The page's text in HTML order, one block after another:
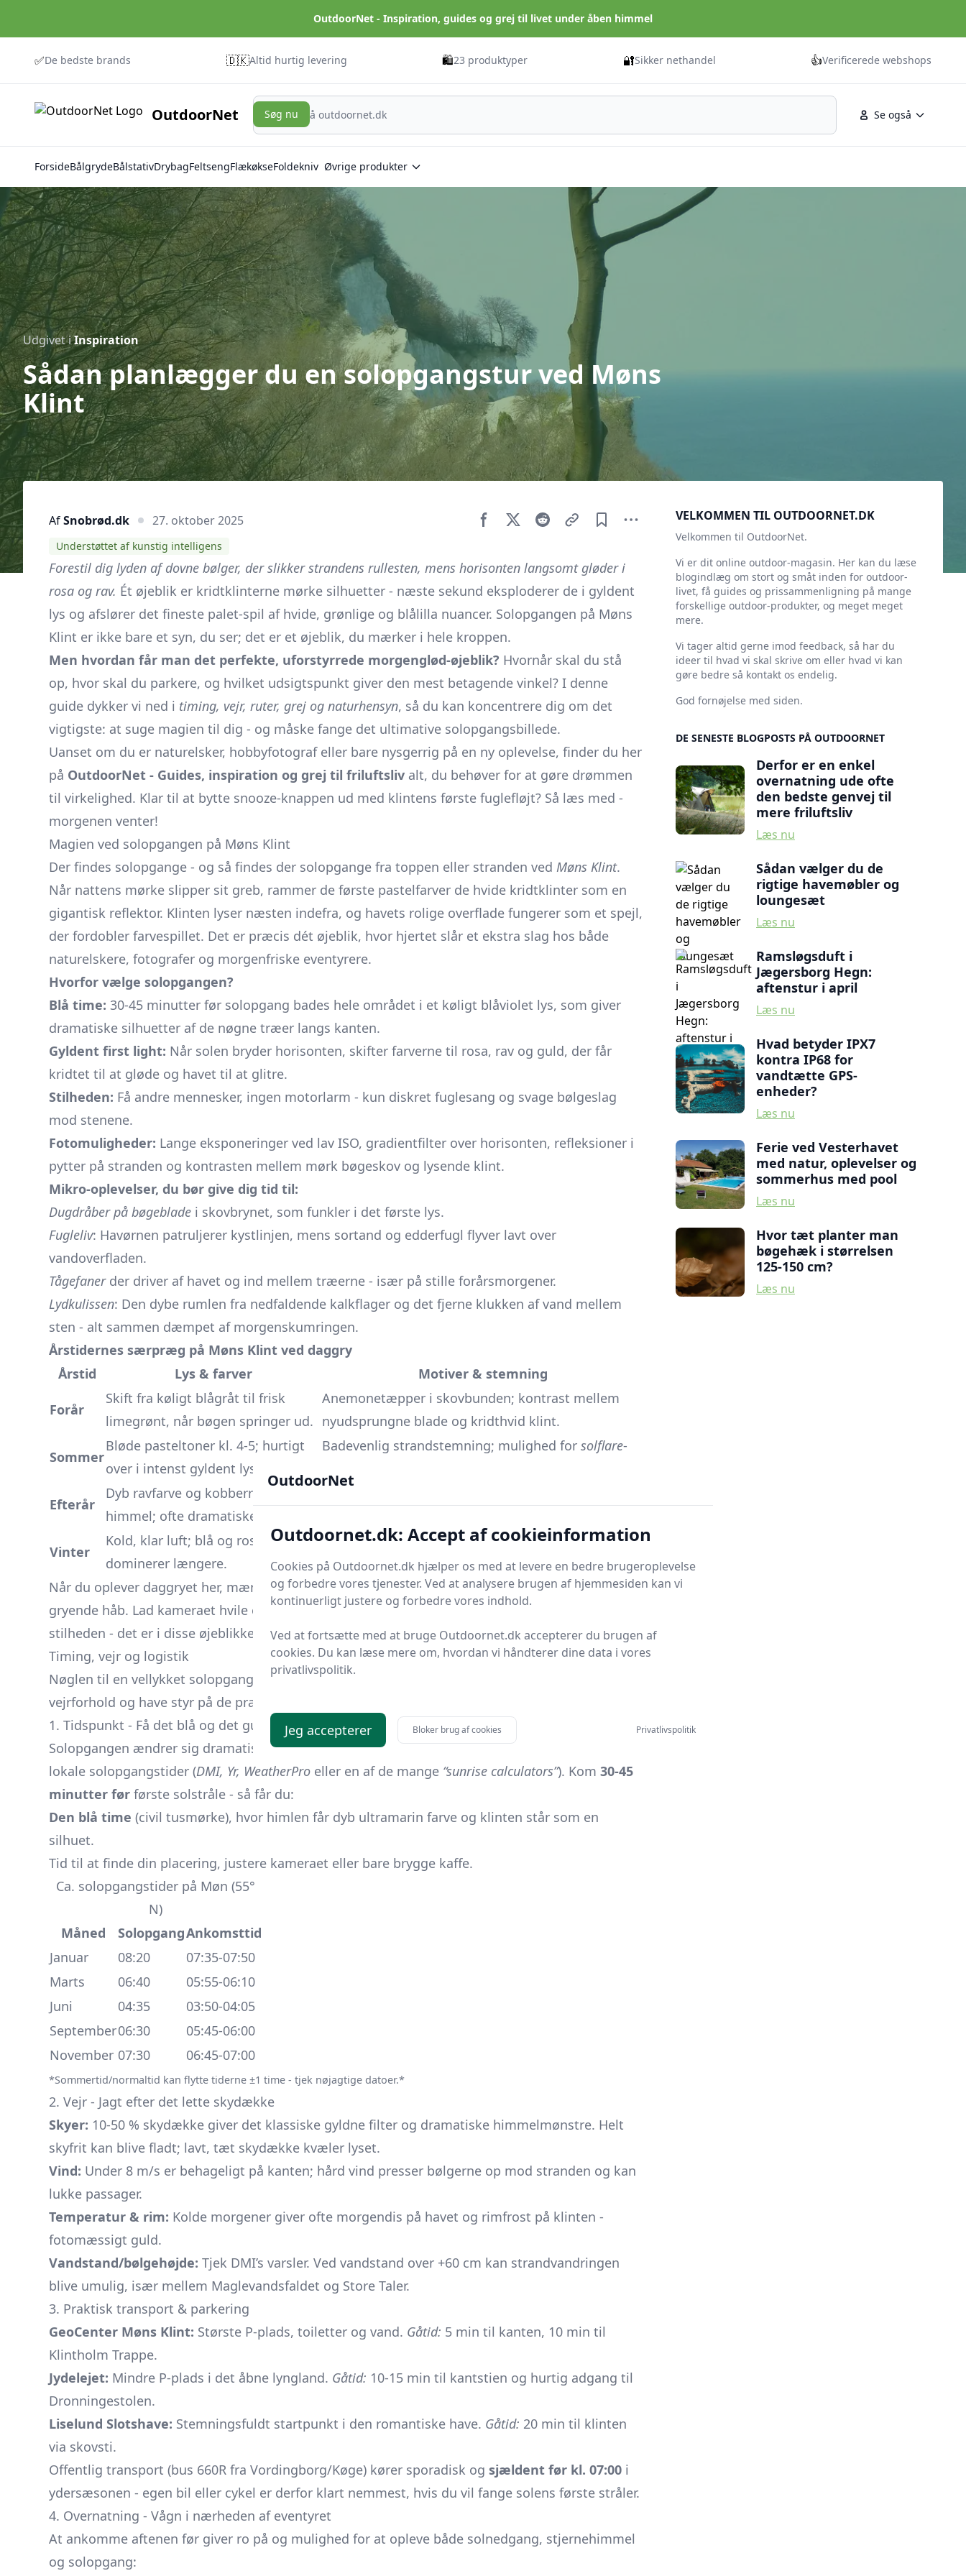
OutdoorNet - Inspiration, guides og grej til livet under åben himmel
✅De bedste brands 🇩🇰Altid hurtig levering 🛍️23 produktyper 🔐Sikker nethandel 👍Verificerede webshops
OutdoorNet Se også
Søg nu
Søg nu
ForsideBålgrydeBålstativDrybagFeltsengFlækøkseFoldekniv Øvrige produkter
Udgivet iInspiration
Sådan planlægger du en solopgangstur ved Møns
Klint
AfSnobrød.dk 27. oktober 2025
Understøttet af kunstig intelligens
Forestil dig lyden af dovne bølger, der slikker strandens rullesten, mens horisonten langsomt gløder i
rosa og rav. Ét øjeblik er kridtklinterne mørke silhuetter - næste sekund eksploderer de i gyldent
lys og afslører det fineste palet-spil af hvide, grønlige og blålilla nuancer. Solopgangen på Møns
Klint er ikke bare et syn, du ser; det er et øjeblik, du mærker i hele kroppen.
Men hvordan får man det perfekte, uforstyrrede morgenglød-øjeblik? Hvornår skal du stå
op, hvor skal du parkere, og hvilket udsigtspunkt giver den mest betagende vinkel? I denne
guide dykker vi ned i timing, vejr, ruter, grej og naturhensyn, så du kan koncentrere dig om det
vigtigste: at suge magien til dig - og måske fange det ultimative solopgangsbillede.
Uanset om du er naturelsker, hobbyfotograf eller bare nysgerrig på en ny oplevelse, finder du her
på OutdoorNet - Guides, inspiration og grej til friluftsliv alt, du behøver for at gøre drømmen
til virkelighed. Klar til at bytte snooze-knappen ud med klintens første fuglefløjt? Så læs med -
morgenen venter!
Magien ved solopgangen på Møns Klint
Der findes solopgange - og så findes der solopgange fra toppen eller stranden ved Møns Klint.
Når nattens mørke slipper sit greb, rammer de første pastelfarver de hvide kridtklinter som en
gigantisk reflektor. Klinten lyser næsten indefra, og havets rolige overflade fungerer som et spejl,
der fordobler farvespillet. Det er præcis dét øjeblik, hvor hjertet slår et ekstra slag hos både
naturelskere, fotografer og morgenfriske eventyrere.
Hvorfor vælge solopgangen?
Blå time: 30-45 minutter før solopgang bades hele området i et køligt blåviolet lys, som giver
dramatiske silhuetter af de nøgne træer langs kanten.
Gyldent first light: Når solen bryder horisonten, skifter farverne til rosa, rav og guld, der får
kridtet til at gløde og havet til at glitre.
Stilheden: Få andre mennesker, ingen motorlarm - kun diskret fuglesang og svage bølgeslag
mod stenene.
Fotomuligheder: Lange eksponeringer ved lav ISO, gradientfilter over horisonten, refleksioner i
pytter på stranden og kontrasten mellem mørk bøgeskov og lysende klint.
Mikro-oplevelser, du bør give dig tid til:
Dugdråber på bøgeblade i skovbrynet, som funkler i det første lys.
Fugleliv: Havørnen patruljerer kystlinjen, mens sortand og edderfugl flyver lavt over
vandoverfladen.
Tågefanerder driver af havet og ind mellem træerne - især på stille forårsmorgener.
Lydkulissen: Den dybe rumlen fra nedfaldende kalkflager og det fjerne klukken af vand mellem
sten - alt sammen dæmpet af morgenskumringen.
Årstidernes særpræg på Møns Klint ved daggry
Årstid
Lys & farver Motiver & stemning
Forår
Skift fra køligt blågråt til frisk
limegrønt, når bøgen springer ud.
Anemonetæpper i skovbunden; kontrast mellem
nyudsprungne blade og kridthvid klint.
Sommer
Bløde pasteltoner kl. 4-5; hurtigt
over i intenst gyldent lys.
Badevenlig strandstemning; mulighed for solflare-
Efterår
Dyb ravfarve og kobberrød
himmel; ofte dramatiske skyer.
Vinter
Kold, klar luft; blå og rosa pasteller
dominerer længere.
Iskrystaller på stenene, frostdis og chance for sne
på klintens hylder for sort-hvid minimalisme.
Når du oplever daggryet her, mærker du kontrasten mellem skovens dunkle ro og horisontens
gryende håb. Lad kameraet hvile et øjeblik, træk den salte luft dybt ned i lungerne og lyt til
stilheden - det er i disse øjeblikke, at magien ved solopgangen på Møns Klint folder sig ud.
Timing, vejr og logistik
Nøglen til en vellykket solopgangstur ved Møns Klint ligger i at time lyset, vælge de rette
vejrforhold og have styr på de praktiske detaljer. Her er, hvad du skal vide:
1. Tidspunkt - Få det blå og det gule med
Solopgangen ændrer sig dramatisk hen over året, så begynd din planlægning med at tjekke
lokale solopgangstider (DMI, Yr, WeatherPro eller en af de mange “sunrise calculators”). Kom 30-45
minutter før første solstråle - så får du:
Den blå time (civil tusmørke), hvor himlen får dyb ultramarin farve og klinten står som en
silhuet.
Tid til at finde din placering, justere kameraet eller bare brygge kaffe.
Ca. solopgangstider på Møn (55°
N)
Måned
SolopgangAnkomsttid
Januar
08:20
07:35-07:50
Marts
06:40
05:55-06:10
Juni
04:35
03:50-04:05
September06:30
05:45-06:00
November 07:30 06:45-07:00
*Sommertid/normal­tid kan flytte tiderne ±1 time - tjek nøjagtige datoer.*
2. Vejr - Jagt efter det lette skydække
Skyer: 10-50 % skydække giver det klassiske gyldne filter og dramatiske himmelmønstre. Helt
skyfrit kan blive fladt; lavt, tæt skydække kvæler lyset.
Vind: Under 8 m/s er behageligt på kanten; hård vind presser bølgerne op mod stranden og kan
lukke passager.
Temperatur & rim: Kolde morgener giver ofte morgen­dis på havet og rimfrost på klinten -
fotomæssigt guld.
Vandstand/bølgehøjde: Tjek DMI’s varsler. Ved vandstand over +60 cm kan strandvandringen
blive umulig, især mellem Maglevandsfaldet og Store Taler.
3. Praktisk transport & parkering
GeoCenter Møns Klint: Største P-plads, toiletter og vand. Gåtid: 5 min til kanten, 10 min til
Klintholm Trappe.
Jydelejet: Mindre P-plads i det åbne lyngland. Gåtid: 10-15 min til kantstien og hurtig adgang til
Dronningestolen.
Liselund Slotshave: Stemningsfuldt startpunkt i den romantiske have. Gåtid: 20 min til klinten
via skovsti.
Offentlig transport (bus 660R fra Vordingborg/Køge) kører sporadisk og sjældent før kl. 07:00 i
ydersæsonen - egen bil eller cykel er derfor klart nemmest, hvis du vil fange solens første stråler.
4. Overnatning - Vågn i nærheden af eventyret
At ankomme aftenen før giver ro på og mulighed for at opleve både solnedgang, stjernehimmel
og solopgang:
Sidebar
VELKOMMEN TIL OUTDOORNET.DK
Velkommen til OutdoorNet.
Vi er dit online outdoor-magasin. Her kan du læse
blogindlæg om stort og småt inden for outdoor-
livet, få guides og prissammenligning på mange
forskellige outdoor-produkter, og meget meget
mere.
Vi tager altid gerne imod feedback, så har du
ideer til hvad vi skal skrive om eller hvad vi kan
gøre bedre så kontakt os endelig.
God fornøjelse med siden.
DE SENESTE BLOGPOSTS PÅ OUTDOORNET
Derfor er en enkel
overnatning ude ofte
den bedste genvej til
mere friluftsliv
Læs nu
Sådan vælger du de
rigtige havemøbler og
loungesæt
Læs nu
Ramsløgsduft i
Jægersborg Hegn:
aftenstur i april
Læs nu
Hvad betyder IPX7
kontra IP68 for
vandtætte GPS-
enheder?
Læs nu
Ferie ved Vesterhavet
med natur, oplevelser og
sommerhus med pool
Læs nu
Hvor tæt planter man
bøgehæk i størrelsen
125-150 cm?
Læs nu
OutdoorNet
Outdoornet.dk: Accept af cookieinformation
Cookies på Outdoornet.dk hjælper os med at levere en bedre brugeroplevelse
og forbedre vores tjenester. Ved at analysere brugen af hjemmesiden kan vi
kontinuerligt justere og forbedre vores indhold.
Ved at fortsætte med at bruge Outdoornet.dk accepterer du brugen af
cookies. Du kan læse mere om, hvordan vi håndterer dine data i vores
privatlivspolitik.
Jeg accepterer Bloker brug af cookies Privatlivspolitik